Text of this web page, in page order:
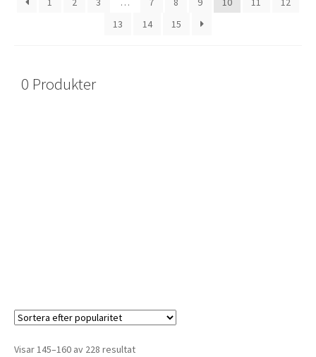
13
14 15
0 Produkter
Visar 145–160 av 228 resultat